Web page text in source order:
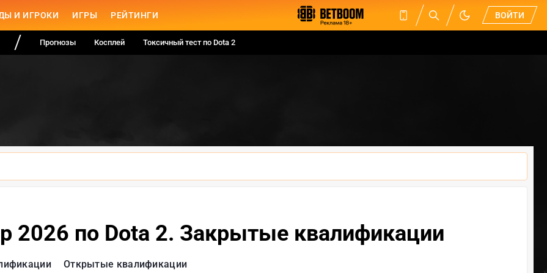
И ИГРОКИ ИГРЫ РЕЙТИНГИ ВОЙТИ
Прогнозы Косплей Токсичный тест по Dota 2
2026 по Dota 2. Закрытые квалификации
Открытые квалификации